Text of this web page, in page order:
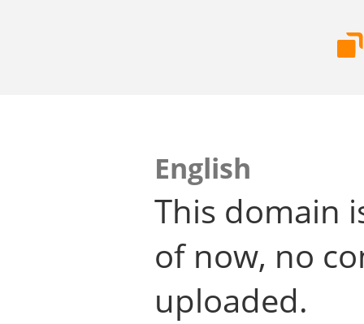
English
This domain
of now, no
uploaded.